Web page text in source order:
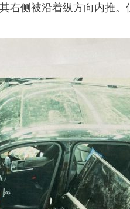
右侧被沿着纵方向内推